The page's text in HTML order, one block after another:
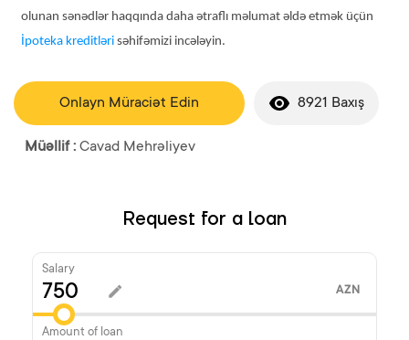
olunan sənədlər haqqında daha ətraflı məlumat əldə etmək üçün
İpoteka kreditləri səhifəmizi incələyin.
Onlayn Müraciət Edin 8921 Baxış
Müəllif : Cavad Mehrəliyev
Request for a loan
Salary
AZN
Amount of loan